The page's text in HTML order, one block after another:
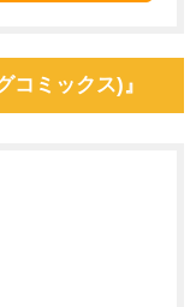
ミックス)』